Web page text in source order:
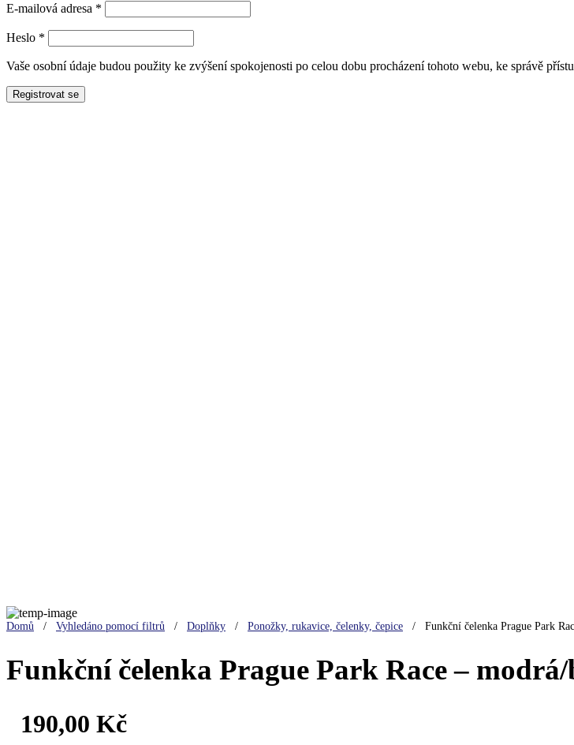
E-mailová adresa *
Heslo *
Vaše osobní údaje budou použity ke zvýšení spokojenosti po celou dobu procházení tohoto webu, ke správě
Registrovat se
Domů / Vyhledáno pomocí filtrů / Doplňky / Ponožky, rukavice, čelenky, čepice / Funkční čelenka Prague Park
Funkční čelenka Prague Park Race –
190,00 Kč